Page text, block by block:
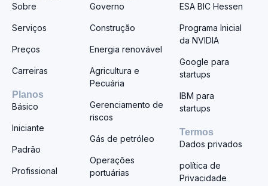
Sobre
Serviços
Preços
Carreiras
Planos
Básico
Iniciante
Padrão
Profissional
Governo
Construção
Energia renovável
Agricultura e
Pecuária
Gerenciamento de
riscos
Gás de petróleo
Operações
portuárias
ESA BIC Hessen
Programa Inicial
da NVIDIA
Google para
startups
IBM para
startups
Termos
Dados privados
política de
Privacidade